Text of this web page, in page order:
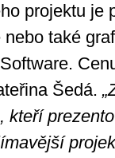
projektu je
také
Šedá.
kteří